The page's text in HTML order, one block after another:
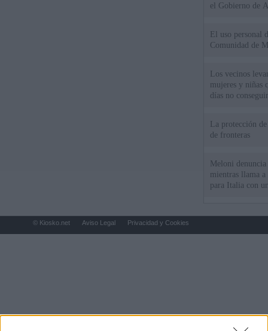
el Gobierno de
El uso personal
Comunidad de
Los vecinos
mujeres y niñas
días no
La protección
de fronteras
Meloni
mientras llama
para Italia con
© Kiosko.net Aviso Legal Privacidad y Cookies